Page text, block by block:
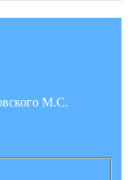
М.С.